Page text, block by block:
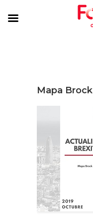
Mapa Brock